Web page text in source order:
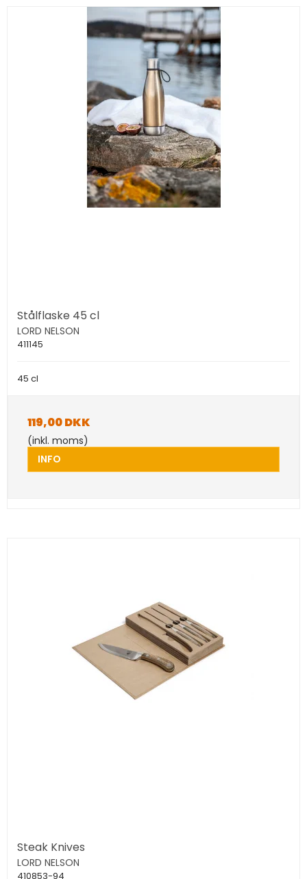
Stålflaske 45 cl
LORD NELSON
411145
45 cl
119,00 DKK
(inkl. moms)
INFO
Steak Knives
LORD NELSON
410853-94